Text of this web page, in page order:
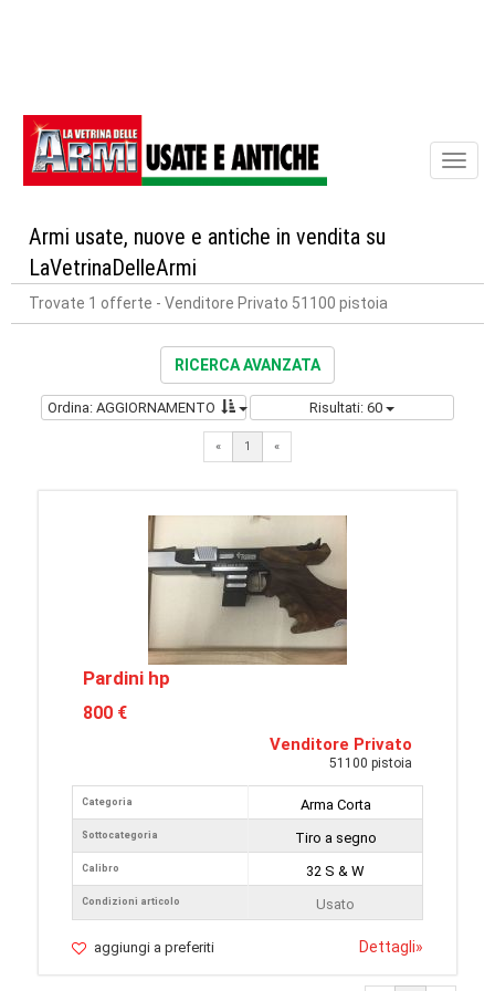
Armi usate, nuove e antiche in vendita su
LaVetrinaDelleArmi
Trovate 1 offerte - Venditore Privato 51100 pistoia
RICERCA AVANZATA
Ordina: AGGIORNAMENTO Risultati: 60
« 1 «
Pardini hp
800 €
Venditore Privato
51100 pistoia
Categoria
Sottocategoria
Calibro
Condizioni articolo
Arma Corta
Tiro a segno
32 S & W
Usato
aggiungi a preferiti Dettagli»